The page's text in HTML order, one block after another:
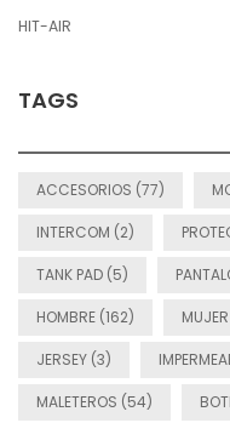
HIT-AIR
TAGS
ACCESORIOS (77)
INTERCOM (2)
TANK PAD (5)
HOMBRE (162)
JERSEY (3)
MALETEROS (54)